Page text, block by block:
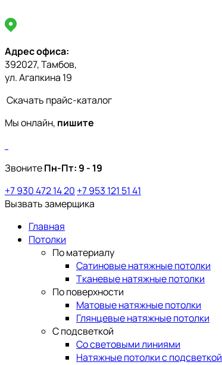
Адрес офиса:
392027, Тамбов,
ул. Агапкина 19
Скачать прайс-каталог
Мы онлайн, пишите
ЗвонитеПн-Пт:9 - 19
+7 930 472 14 20 +7 953 121 51 41
Вызвать замерщика
Главная
Потолки
По материалу
Сатиновые натяжные потолки
Тканевые натяжные потолки
По поверхности
Матовые натяжные потолки
Глянцевые натяжные потолки
С подсветкой
Со световыми линиями
Натяжные потолки с подсветкой